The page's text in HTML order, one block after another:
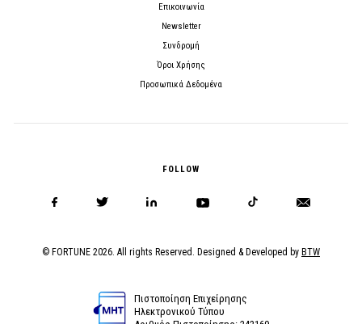
Επικοινωνία
Newsletter
Συνδρομή
Όροι Χρήσης
Προσωπικά Δεδομένα
FOLLOW
© FORTUNE 2026. All rights Reserved. Designed & Developed by BTW
Πιστοποίηση Επιχείρησης
Ηλεκτρονικού Τύπου